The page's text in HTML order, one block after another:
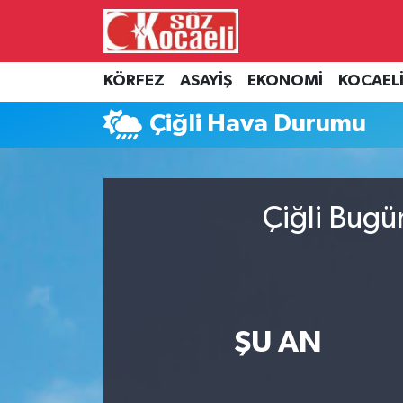
KÖRFEZ ASAYİŞ EKONOMİ KOCAELİ
Çiğli Hava Durumu
Çiğli
ŞU AN
Kocaeli Nöbetçi Eczaneler
Kocaeli Hava Durumu
Kocaeli Trafik Yoğunluk Haritası